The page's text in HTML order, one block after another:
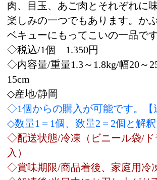
入）
◇賞味期限/商品着後、家庭用冷凍庫で2週間。
◇解凍後/当日中にお召し上がり下さい。
■解凍方法
水気や血が流れ出るので、送られてきた発砲ス
チロールに入れて夏場は半日、冬場は丸一日を
目安にしてください。解凍時間を短縮したい場
合は、破れにくい分厚いビニール袋に入れて、
水の場合は１時間浸して、ぬるま湯の場合は30
分浸してから自然解凍してください。
■調理法
解凍後、塩を多めにすり込み、アルミホイルで
包み込み火を通す。
■調理時間
ハーフカット・・・側面を１時間、裏返して側
面を1時間（火加減にもよりますので目安にし
てください）